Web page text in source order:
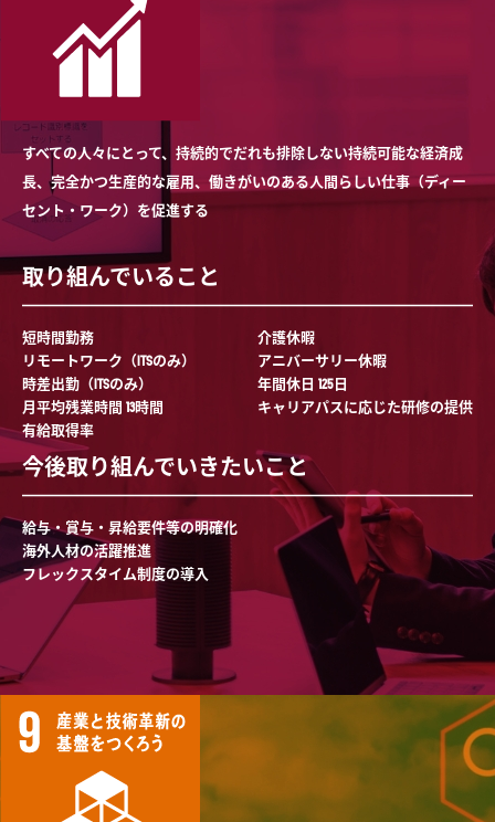
すべての人々にとって、持続的でだれも排除しない持続可能な経済成
長、完全かつ生産的な雇用、働きがいのある人間らしい仕事（ディー
セント・ワーク）を促進する
取り組んでいること
短時間勤務
リモートワーク（ITSのみ）
時差出勤（ITSのみ）
月平均残業時間 13時間
有給取得率
介護休暇
アニバーサリー休暇
年間休日 125日
キャリアパスに応じた研修の提供
今後取り組んでいきたいこと
給与・賞与・昇給要件等の明確化
海外人材の活躍推進
フレックスタイム制度の導入